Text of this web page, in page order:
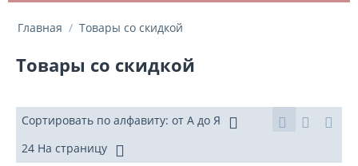
Главная / Товары со скидкой
Товары со скидкой
Сортировать по алфавиту: от А до Я
24 На страницу